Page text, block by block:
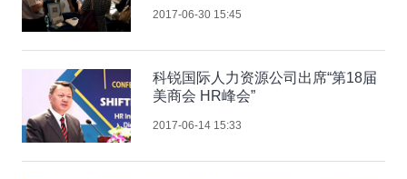
2017-06-30 15:45
科锐国际人力资源公司出席“第18届
美商会 HR峰会”
2017-06-14 15:33